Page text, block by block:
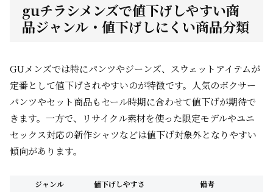
guチラシメンズで値下げしやすい商
品ジャンル・値下げしにくい商品分類
GUメンズでは特にパンツやジーンズ、スウェットアイテムが
定番として値下げされやすいのが特徴です。人気のボクサー
パンツやセット商品もセール時期に合わせて値下げが期待で
きます。一方で、リサイクル素材を使った限定モデルやユニ
セックス対応の新作シャツなどは値下げ対象外となりやすい
傾向があります。
ジャンル 値下げしやすさ
備考